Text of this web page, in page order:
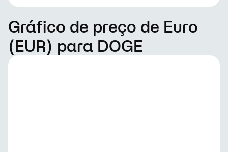
Gráfico de preço de Euro
(EUR) para DOGE